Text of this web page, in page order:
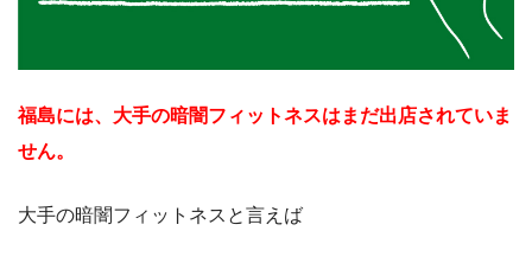
福島には、大手の暗闇フィットネスはまだ出店されていま
せん。
大手の暗闇フィットネスと言えば